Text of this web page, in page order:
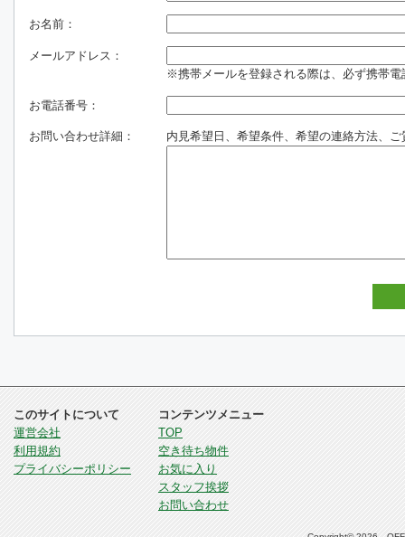
お名前：
メールアドレス：
※携帯メールを登録される際は、必ず携帯
お電話番号：
お問い合わせ詳細： 内見希望日、希望条件、希望の連絡方法、ご
このサイトについて
運営会社
利用規約
プライバシーポリシー
コンテンツメニュー
TOP
空き待ち物件
お気に入り
スタッフ挨拶
お問い合わせ